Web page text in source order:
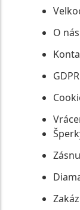
O nás
GDPR